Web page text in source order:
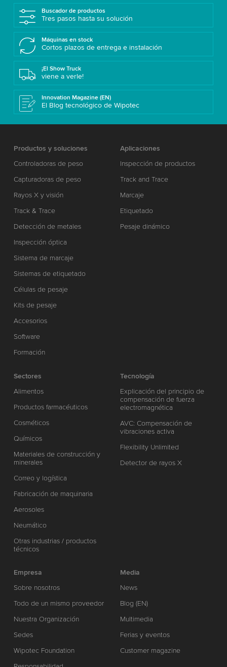
Buscador de productos
Tres pasos hasta su solución
Máquinas en stock
Cortos plazos de entrega e instalación
¡El Show Truck
viene a verle!
Innovation Magazine (EN)
El Blog tecnológico de Wipotec
Productos y soluciones
Controladoras de peso
Capturadoras de peso
Rayos X y visión
Track & Trace
Detección de metales
Inspección óptica
Sistema de marcaje
Sistemas de etiquetado
Células de pesaje
Kits de pesaje
Accesorios
Software
Formación
Aplicaciones
Inspección de productos
Track and Trace
Marcaje
Etiquetado
Pesaje dinámico
Sectores
Alimentos
Productos farmacéuticos
Cosméticos
Químicos
Materiales de construcción y
minerales
Correo y logística
Fabricación de maquinaria
Aerosoles
Neumático
Otras industrias / productos
técnicos
Tecnología
Explicación del principio de
compensación de fuerza
electromagnética
AVC: Compensación de
vibraciones activa
Flexibility Unlimited
Detector de rayos X
Empresa
Sobre nosotros
Todo de un mismo proveedor
Nuestra Organización
Sedes
Wipotec Foundation
Media
News
Blog (EN)
Multimedia
Ferias y eventos
Customer magazine